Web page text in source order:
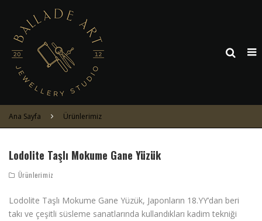
Ana Sayfa Ürünlerimiz
Lodolite Taşlı Mokume Gane Yüzük
Ürünlerimiz
Lodolite Taşlı Mokume Gane Yüzük, Japonların 18.YY’dan beri
takı ve çeşitli süsleme sanatlarında kullandıkları kadim tekniği